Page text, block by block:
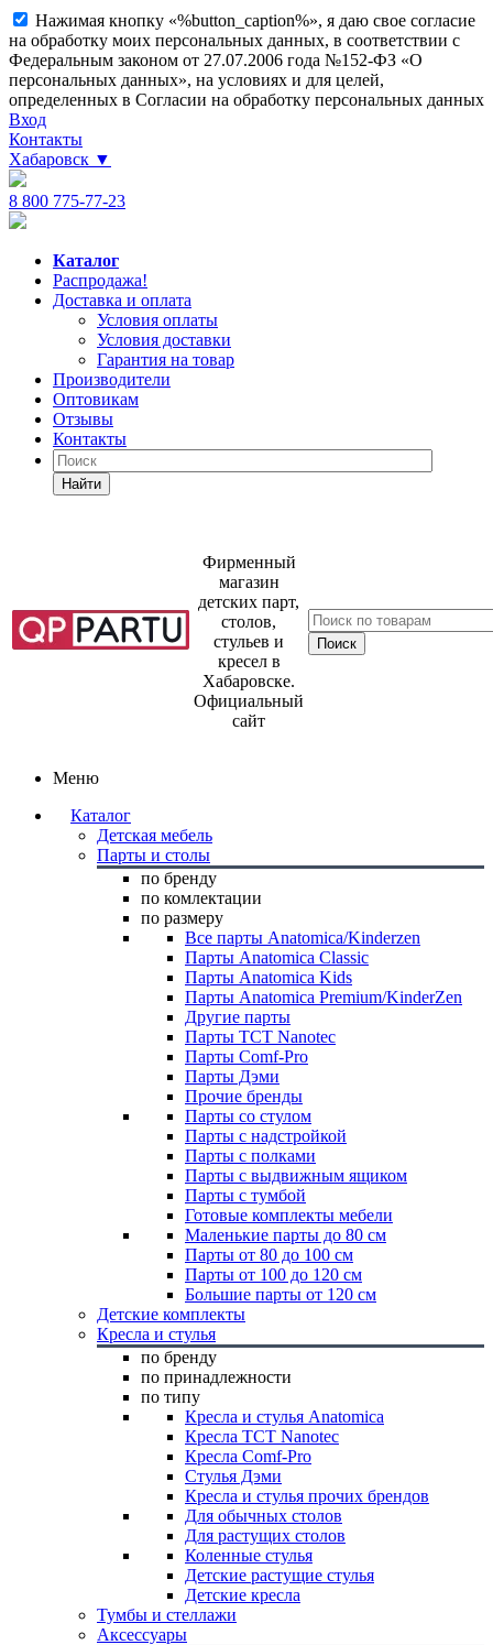
Нажимая кнопку «%button_caption%», я даю свое согласие
на обработку моих персональных данных, в соответствии с
Федеральным законом от 27.07.2006 года №152-ФЗ «О
персональных данных», на условиях и для целей,
определенных в Согласии на обработку персональных данных
Вход
Контакты
Хабаровск ▼
8 800 775-77-23
Каталог
Распродажа!
Доставка и оплата
Условия оплаты
Условия доставки
Гарантия на товар
Производители
Оптовикам
Отзывы
Контакты
Найти
Фирменный
магазин
детских парт,
столов,
стульев и
кресел в
Хабаровске.
Официальный
сайт
Меню
Каталог
Детская мебель
Парты и столы
по бренду
по комлектации
по размеру
Все парты Anatomica/Kinderzen
Парты Anatomica Classic
Парты Anatomica Kids
Парты Anatomica Premium/KinderZen
Другие парты
Парты TCT Nanotec
Парты Comf-Pro
Парты Дэми
Прочие бренды
Парты со стулом
Парты с надстройкой
Парты с полками
Парты с выдвижным ящиком
Парты с тумбой
Готовые комплекты мебели
Маленькие парты до 80 см
Парты от 80 до 100 см
Парты от 100 до 120 см
Большие парты от 120 см
Детские комплекты
Кресла и стулья
по бренду
по принадлежности
по типу
Кресла и стулья Anatomica
Кресла TCT Nanotec
Кресла Comf-Pro
Стулья Дэми
Кресла и стулья прочих брендов
Для обычных столов
Для растущих столов
Коленные стулья
Детские растущие стулья
Детские кресла
Тумбы и стеллажи
Аксессуары